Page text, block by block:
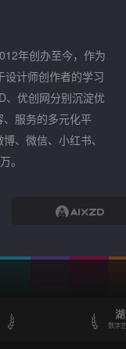
年创办至今，作为
设计师创作者的学习
、优创网分别沉淀优
服务的多元化平
、微信、小红书、
。
数字